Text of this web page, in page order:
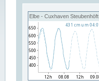
Elbe - Cuxhaven Steubenhöft